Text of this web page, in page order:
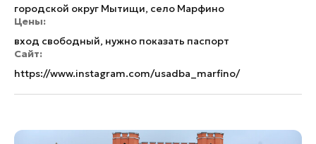
городской округ Мытищи, село Марфино
Цены:
вход свободный, нужно показать паспорт
Сайт:
https://www.instagram.com/usadba_marfino/